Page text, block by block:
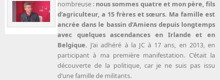
nombreuse : nous sommes quatre et mon père, fils
d’agriculteur, a 15 frères et sœurs. Ma famille est
ancrée dans le bassin d’Amiens depuis longtemps
avec quelques ascendances en Irlande et en
Belgique. J’ai adhéré à la JC à 17 ans, en 2013, en
participant à ma première manifestation. C’était la
découverte de la politique, car je ne suis pas issu
d’une famille de militants.